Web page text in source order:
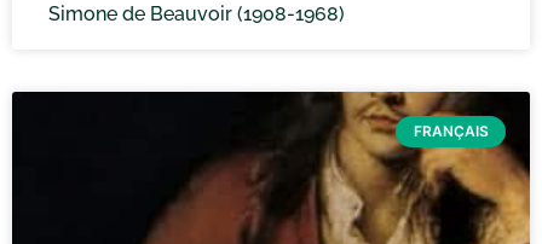
Simone de Beauvoir (1908-1968)
FRANÇAIS